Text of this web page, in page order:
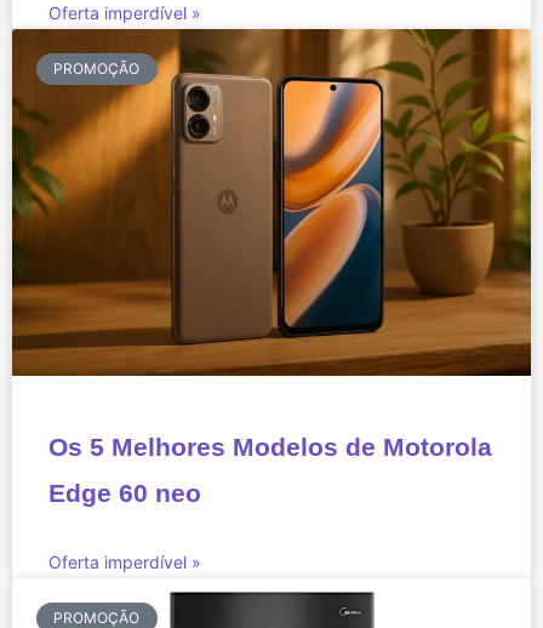
Oferta imperdível »
PROMOÇÃO
Os 5 Melhores Modelos de Motorola
Edge 60 neo
Oferta imperdível »
PROMOÇÃO